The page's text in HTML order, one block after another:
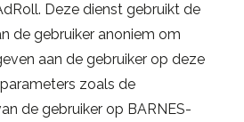
Deze dienst gebruikt de
de gebruiker anoniem om
aan de gebruiker op deze
zoals de
de gebruiker op BARNES-